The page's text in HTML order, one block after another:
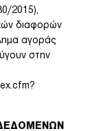
2015),
διαφορών
αγοράς
στην